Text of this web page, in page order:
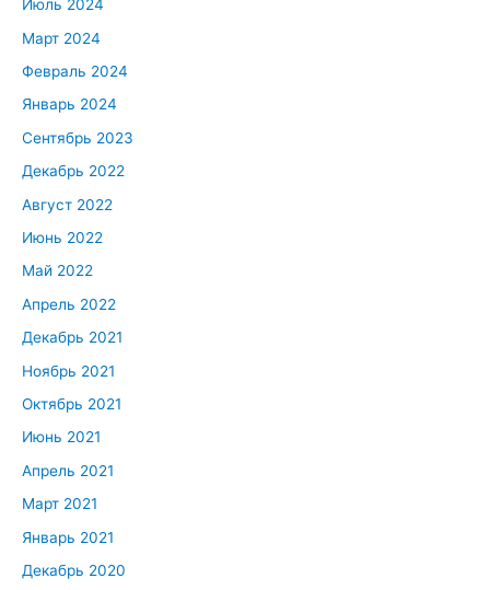
Июль 2024
Март 2024
Февраль 2024
Январь 2024
Сентябрь 2023
Декабрь 2022
Август 2022
Июнь 2022
Май 2022
Апрель 2022
Декабрь 2021
Ноябрь 2021
Октябрь 2021
Июнь 2021
Апрель 2021
Март 2021
Январь 2021
Декабрь 2020